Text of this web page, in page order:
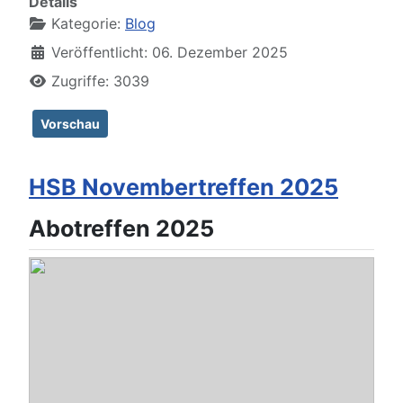
Kategorie: Blog
Veröffentlicht: 06. Dezember 2025
Zugriffe: 3039
Vorschau
HSB Novembertreffen 2025
Abotreffen 2025